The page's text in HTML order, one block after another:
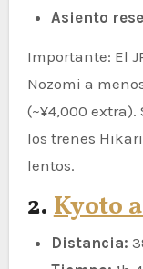
Asiento
Importante: El
Nozomi a
(~¥4,000
los trenes
lentos.
2.Kyoto
Distancia: